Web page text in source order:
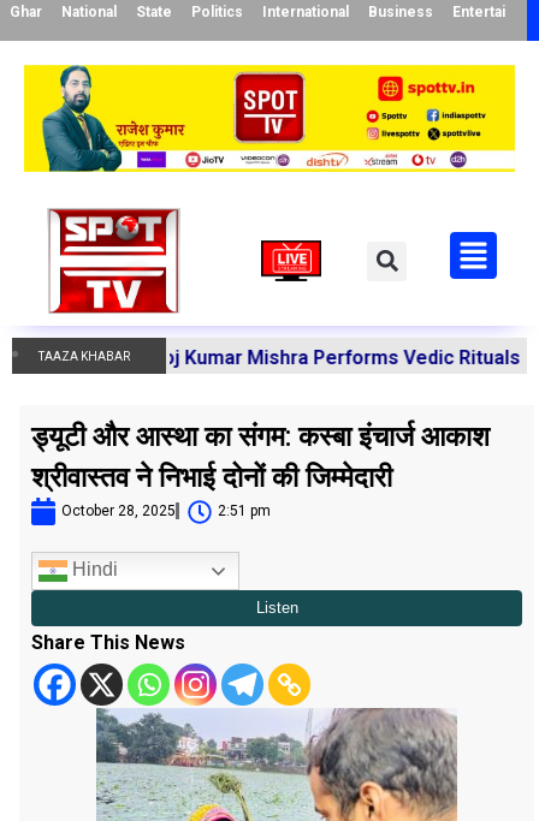
Ghar National State Politics International Business
TAAZA KHABAR
Manoj Kumar Mishra Performs Vedic Rituals for the
ड्यूटी और आस्था का संगम: कस्बा इंचार्ज आकाश
श्रीवास्तव ने निभाई दोनों की जिम्मेदारी
October 28, 2025 2:51 pm
Hindi
Share This News